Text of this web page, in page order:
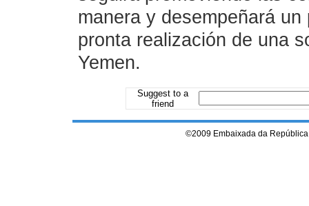
manera y desempeñará
pronta realización de una
Yemen.
Suggest to a
friend
©2009 Embaixada da